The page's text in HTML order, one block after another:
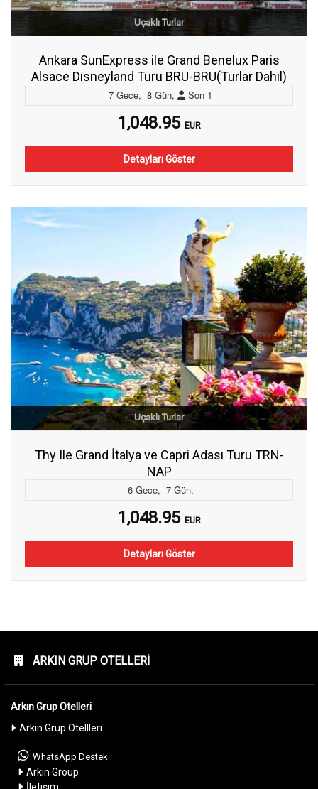
Uçaklı Turlar
Ankara SunExpress ile Grand Benelux Paris
Alsace Disneyland Turu BRU-BRU(Turlar Dahil)
7 Gece, 8 Gün, Son 1
1,048.95 EUR
Detayları Göster
Uçaklı Turlar
Thy Ile Grand İtalya ve Capri Adası Turu TRN-
NAP
6 Gece, 7 Gün,
1,048.95 EUR
Detayları Göster
ARKIN GRUP OTELLERI
Arkın Grup Otelleri
Arkın Grup Otellleri
WhatsApp Destek
Arkin Group